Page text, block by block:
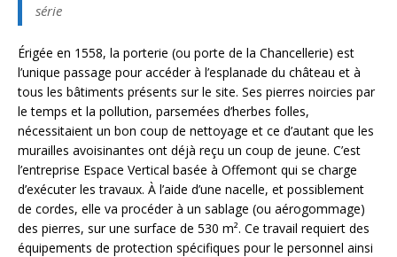
série
Érigée en 1558, la porterie (ou porte de la Chancellerie) est
l’unique passage pour accéder à l’esplanade du château et à
tous les bâtiments présents sur le site. Ses pierres noircies par
le temps et la pollution, parsemées d’herbes folles,
nécessitaient un bon coup de nettoyage et ce d’autant que les
murailles avoisinantes ont déjà reçu un coup de jeune. C’est
l’entreprise Espace Vertical basée à Offemont qui se charge
d’exécuter les travaux. À l’aide d’une nacelle, et possiblement
de cordes, elle va procéder à un sablage (ou aérogommage)
des pierres, sur une surface de 530 m². Ce travail requiert des
équipements de protection spécifiques pour le personnel ainsi